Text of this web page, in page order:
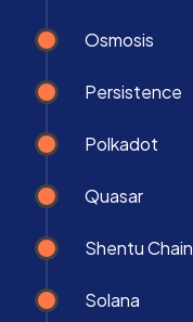
Osmosis
Persistence
Polkadot
Quasar
Shentu Chain
Solana